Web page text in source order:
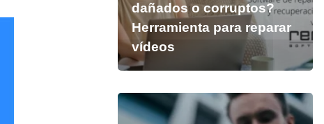
dañados o corruptos?
Herramienta para reparar
vídeos